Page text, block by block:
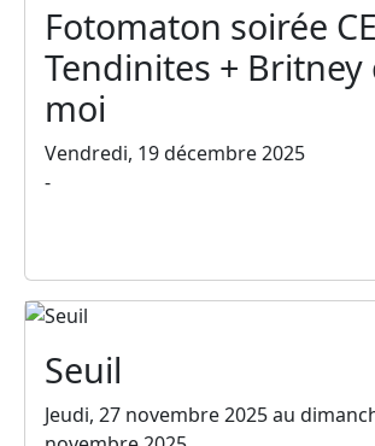
Fotomaton soirée
Tendinites + Britney
moi
Vendredi, 19 décembre 2025
-
Seuil
Jeudi, 27 novembre 2025 au